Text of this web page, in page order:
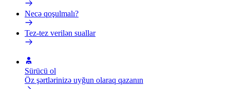
Necə qoşulmalı?
Tez-tez verilən suallar
Sürücü ol
Öz şərtlərinizə uyğun olaraq qazanın